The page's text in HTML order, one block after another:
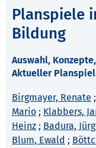
Planspiele
Bildung
Auswahl,
Aktueller
Birgmayer, Renate ;
Mario ; Klabbers,
Heinz ; Badura,
Blum, Ewald ;